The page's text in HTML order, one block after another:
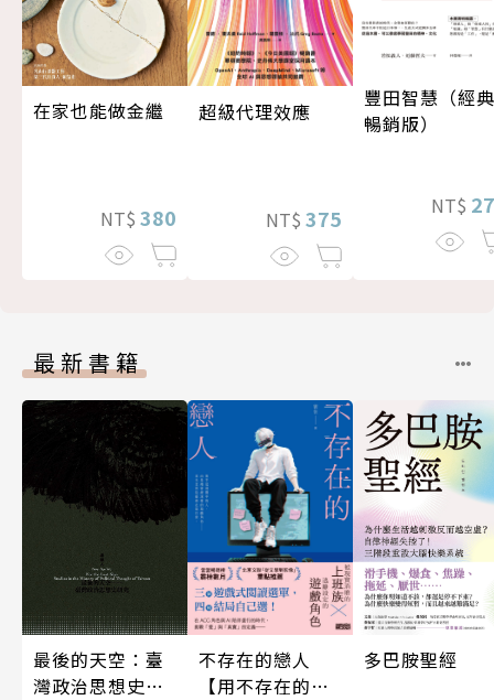
在家也能做金繼
NT$ 380
超級代理效應
NT$ 375
豐田智慧（經典
暢銷版）
NT$
最新書籍
最後的天空：臺
灣政治思想史研
不存在的戀人
【用不存在的
多巴胺聖經